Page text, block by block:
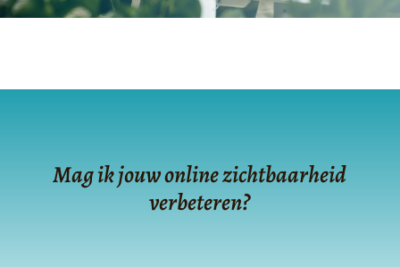
Mag ik jouw online zichtbaarheid
verbeteren?